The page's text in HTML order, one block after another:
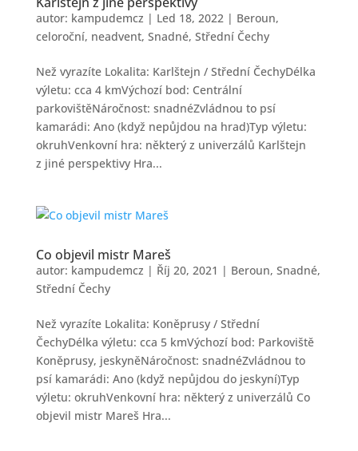
autor: kampudemcz | Led 18, 2022| Beroun,
celoroční, neadvent, Snadné, Střední Čechy
Než vyrazíte Lokalita: Karlštejn / Střední ČechyDélka
výletu: cca 4 kmVýchozí bod: Centrální
parkovištěNáročnost: snadnéZvládnou to psí
kamarádi: Ano (když nepůjdou na hrad)Typ výletu:
okruhVenkovní hra: některý z univerzálů Karlštejn
z jiné perspektivy Hra...
Co objevil mistr Mareš
autor: kampudemcz | Říj 20, 2021 | Beroun, Snadné,
Střední Čechy
Než vyrazíte Lokalita: Koněprusy / Střední
ČechyDélka výletu: cca 5 kmVýchozí bod: Parkoviště
Koněprusy, jeskyněNáročnost: snadnéZvládnou to
psí kamarádi: Ano (když nepůjdou do jeskyní)Typ
výletu: okruhVenkovní hra: některý z univerzálů Co
objevil mistr Mareš Hra...